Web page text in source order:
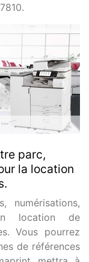
parc,
la location
numérisations,
location de
Vous pourrez
de références